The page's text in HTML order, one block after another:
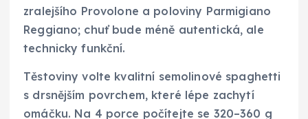
zralejšího Provolone a poloviny Parmigiano
Reggiano; chuť bude méně autentická, ale
technicky funkční.
Těstoviny volte kvalitní semolinové spaghetti
s drsnějším povrchem, které lépe zachytí
omáčku. Na 4 porce počítejte se 320–360 g